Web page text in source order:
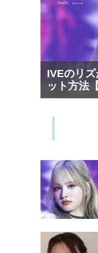
IVEのリ
ット方法